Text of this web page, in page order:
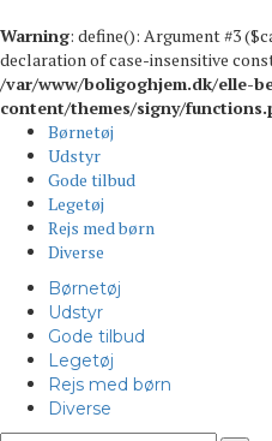
Warning: define(): Argument #3
declaration of case-insensitive
/var/www/boligoghjem.dk/elle-
content/themes/signy/
Børnetøj
Udstyr
Gode tilbud
Legetøj
Rejs med børn
Diverse
Børnetøj
Udstyr
Gode tilbud
Legetøj
Rejs med børn
Diverse